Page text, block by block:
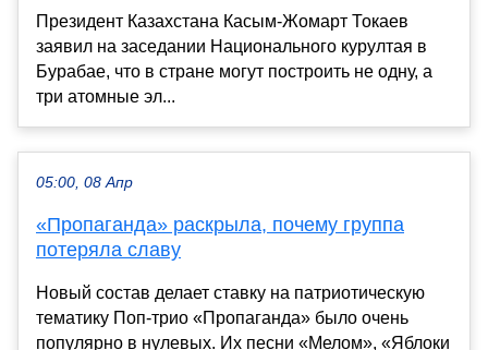
Президент Казахстана Касым-Жомарт Токаев
заявил на заседании Национального курултая в
Бурабае, что в стране могут построить не одну, а
три атомные эл...
05:00, 08 Апр
«Пропаганда» раскрыла, почему группа
потеряла славу
Новый состав делает ставку на патриотическую
тематику Поп-трио «Пропаганда» было очень
популярно в нулевых. Их песни «Мелом», «Яблоки